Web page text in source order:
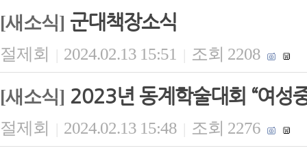
[새소식] 군대책장소식
절제회 | 2024.02.13 15:51 | 조회 2208
[새소식] 2023년 동계학술대회 “여성
절제회 | 2024.02.13 15:48 | 조회 2276